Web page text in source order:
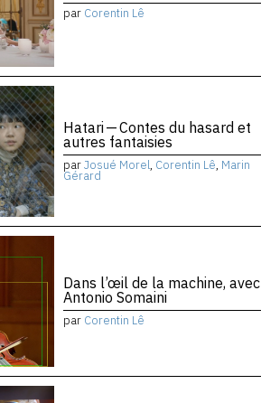
par Corentin Lê
Hatari — Contes du hasard et
autres fantaisies
parJosué Morel, Corentin Lê, Marin
Gérard
Dans l’œil de la machine, avec
Antonio Somaini
par Corentin Lê